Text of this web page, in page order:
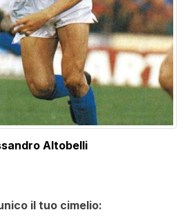
Altobelli
il tuo cimelio: